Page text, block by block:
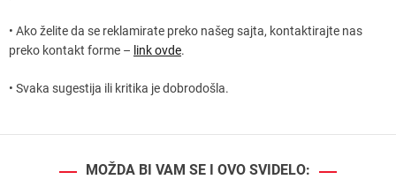
• Ako želite da se reklamirate preko našeg sajta, kontaktirajte nas
preko kontakt forme – link ovde.
• Svaka sugestija ili kritika je dobrodošla.
MOŽDA BI VAM SE I OVO SVIDELO: